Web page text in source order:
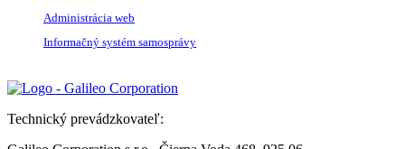
Administrácia web
Informačný systém samosprávy
Technický prevádzkovateľ: